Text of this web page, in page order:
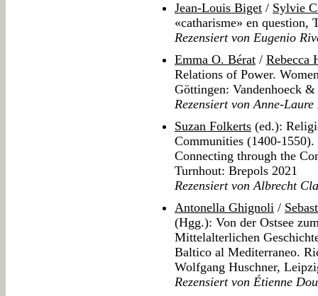
Jean-Louis Biget / Sylvie
«catharisme» en question,
Rezensiert von Eugenio
Emma O. Bérat / Rebecca
Relations of Power.
Göttingen: Vandenhoeck
Rezensiert von Anne-
Suzan Folkerts (ed.):
Communities (1400-
Connecting through the
Turnhout: Brepols 2021
Rezensiert von Albrecht
Antonella Ghignoli /
(Hgg.): Von der Ostsee
Mittelalterlichen
Baltico al Mediterraneo.
Wolfgang Huschner,
Rezensiert von Étienne